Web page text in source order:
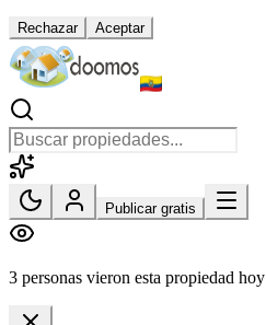
Rechazar Aceptar
Publicar gratis
3 personas vieron esta propiedad hoy